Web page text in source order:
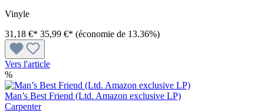
Vinyle
31,18 €* 35,99 €* (économie de 13.36%)
Vers l'article
%
Man’s Best Friend (Ltd. Amazon exclusive LP)
Carpenter